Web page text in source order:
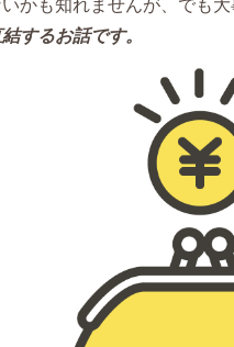
かも知れませんが、でも
するお話です。